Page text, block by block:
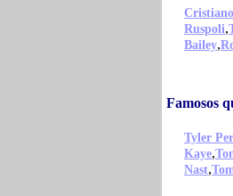
Ruspoli,
Bailey,
Famosos
Tyler
Kaye,
Nast,